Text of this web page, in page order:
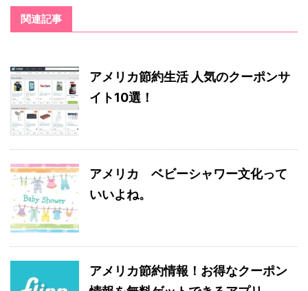
関連記事
アメリカ節約生活 人気のクーポンサ
イト10選！
アメリカ ベビーシャワー文化って
いいよね。
アメリカ節約情報！お得なクーポン